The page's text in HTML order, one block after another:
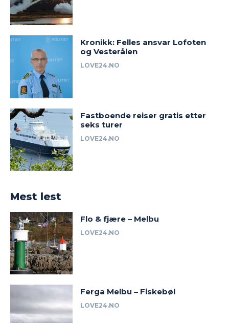
Kronikk: Felles ansvar Lofoten
og Vesterålen
LOVE24.NO
Fastboende reiser gratis etter
seks turer
LOVE24.NO
Mest lest
Flo & fjære – Melbu
LOVE24.NO
Ferga Melbu – Fiskebøl
LOVE24.NO